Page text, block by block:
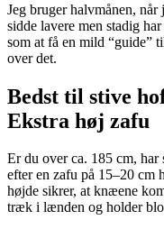
Jeg bruger halvmånen, når
sidde lavere men stadig
som at få en mild “guide”
over det.
Bedst til stive
Ekstra høj zafu
Er du over ca. 185 cm, har
efter en zafu på 15–20 cm
højde sikrer, at knæene
træk i lænden og holder